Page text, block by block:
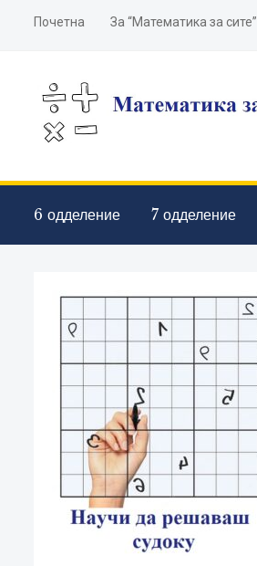
Почетна За “Математика за сите”
6 одделение 7 одделение